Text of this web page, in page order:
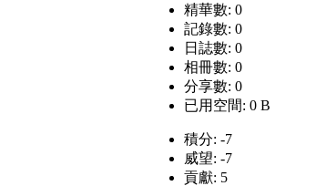
精華數: 0
記錄數: 0
日誌數: 0
相冊數: 0
分享數: 0
已用空間: 0 B
積分: -7
威望: -7
貢獻: 5